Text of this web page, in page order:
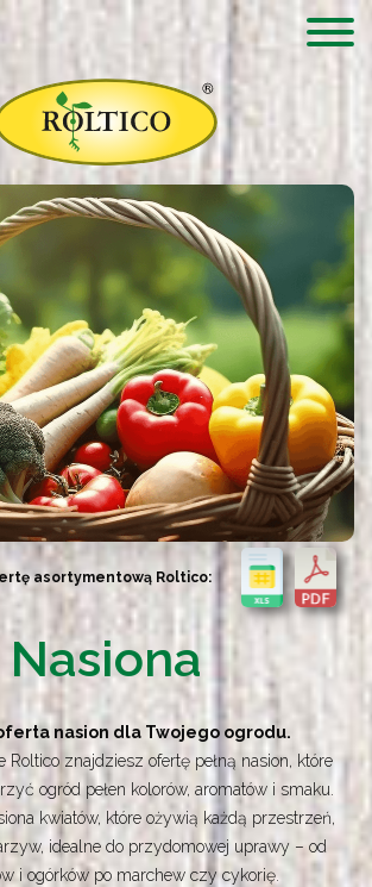
asortymentową Roltico:
Nasiona
nasion dla Twojego ogrodu.
Roltico znajdziesz ofertę pełną nasion, które
ogród pełen kolorów, aromatów i smaku.
kwiatów, które ożywią każdą przestrzeń,
idealne do przydomowej uprawy – od
i ogórków po marchew czy cykorię.